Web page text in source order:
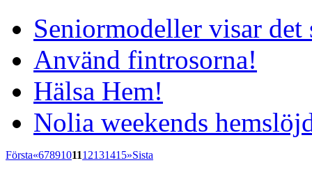
Seniormodeller visar det
Använd fintrosorna!
Hälsa Hem!
Nolia weekends
Första«6789101112131415»Sista